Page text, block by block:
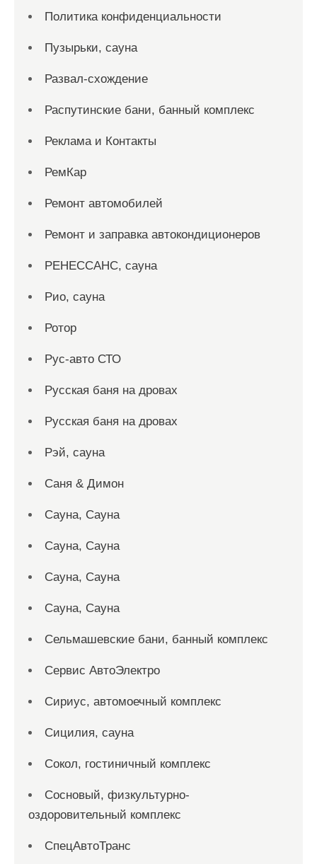
Политика конфиденциальности
Пузырьки, сауна
Развал-схождение
Распутинские бани, банный комплекс
Реклама и Контакты
РемКар
Ремонт автомобилей
Ремонт и заправка автокондиционеров
РЕНЕССАНС, сауна
Рио, сауна
Ротор
Рус-авто СТО
Русская баня на дровах
Русская баня на дровах
Рэй, сауна
Саня & Димон
Сауна, Сауна
Сауна, Сауна
Сауна, Сауна
Сауна, Сауна
Сельмашевские бани, банный комплекс
Сервис АвтоЭлектро
Сириус, автомоечный комплекс
Сицилия, сауна
Сокол, гостиничный комплекс
Сосновый, физкультурно-
оздоровительный комплекс
СпецАвтоТранс